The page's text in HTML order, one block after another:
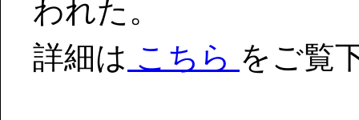
われた。
詳細は こちら をご覧